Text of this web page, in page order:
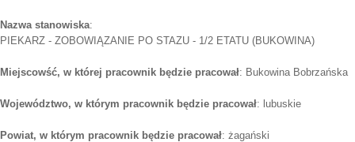
Nazwa stanowiska:
PIEKARZ - ZOBOWIĄZANIE PO STAZU - 1/2 ETATU (BUKOWINA)
Miejscowść, w której pracownik będzie pracował: Bukowina Bobrzańska
Województwo, w którym pracownik będzie pracował: lubuskie
Powiat, w którym pracownik będzie pracował: żagański